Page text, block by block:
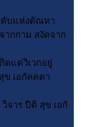
ดับแห่งตัณหา
กาม สงัดจาก
แต่วิเวกอยู่
เอกัคคตา
ร ปีติ สุข เอกั